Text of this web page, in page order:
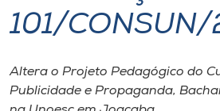
I.nova
Diplomados
101/
Altera o Projeto Pedagógico do
Publicidade e Propaganda,